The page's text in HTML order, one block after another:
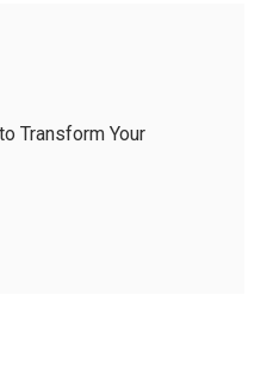
Transform Your